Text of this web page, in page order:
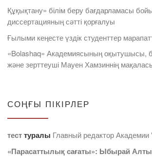
Құқықтану» білім беру бағдарламасы
диссертацияның сәтті қорғалуы
Ғылыми кеңесте үздік студенттер
«Bolashaq» Академиясының оқытушысы,
және зерттеуші Мауен Хамзиннің
СОҢҒЫ ПІКІРЛЕР
тесттуралы Главный редактор
«Парасаттылық сағаты»: Ыбырай